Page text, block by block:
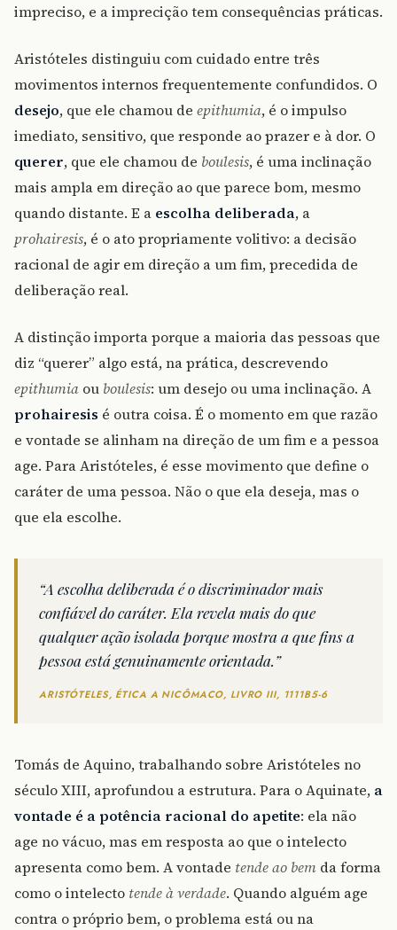
impreciso, e a imprecição tem consequências práticas.
Aristóteles distinguiu com cuidado entre três
movimentos internos frequentemente confundidos. O
desejo, que ele chamou de epithumia, é o impulso
imediato, sensitivo, que responde ao prazer e à dor. O
querer, que ele chamou de boulesis, é uma inclinação
mais ampla em direção ao que parece bom, mesmo
quando distante. E a escolha deliberada, a
prohairesis, é o ato propriamente volitivo: a decisão
racional de agir em direção a um fim, precedida de
deliberação real.
A distinção importa porque a maioria das pessoas que
diz “querer” algo está, na prática, descrevendo
epithumia ou boulesis: um desejo ou uma inclinação. A
prohairesis é outra coisa. É o momento em que razão
e vontade se alinham na direção de um fim e a pessoa
age. Para Aristóteles, é esse movimento que define o
caráter de uma pessoa. Não o que ela deseja, mas o
que ela escolhe.
“A escolha deliberada é o discriminador mais
confiável do caráter. Ela revela mais do que
qualquer ação isolada porque mostra a que fins a
pessoa está genuinamente orientada.”
ARISTÓTELES, ÉTICA A NICÔMACO, LIVRO III, 1111B5-6
Tomás de Aquino, trabalhando sobre Aristóteles no
século XIII, aprofundou a estrutura. Para o Aquinate, a
vontade é a potência racional do apetite: ela não
age no vácuo, mas em resposta ao que o intelecto
apresenta como bem. A vontade tende ao bem da forma
como o intelecto tende à verdade. Quando alguém age
contra o próprio bem, o problema está ou na